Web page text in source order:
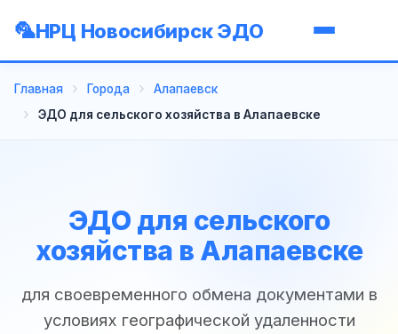
НРЦ Новосибирск ЭДО
Главная Города
Алапаевск
ЭДО для сельского хозяйства в Алапаевске
ЭДО для сельского
хозяйства в Алапаевске
для своевременного обмена документами в
условиях географической удаленности